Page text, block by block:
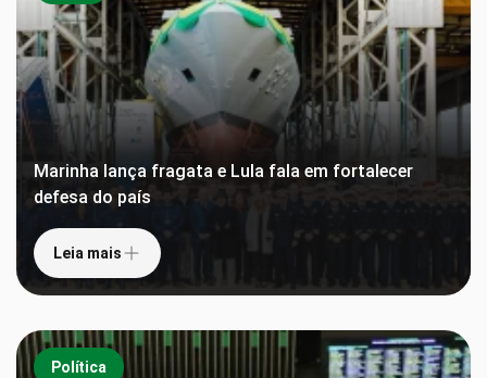
Marinha lança fragata e Lula fala em fortalecer
defesa do país
Leia mais
Política